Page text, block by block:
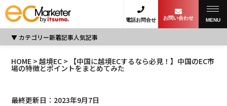
電話お問合せ お問い合わせ MENU
カテゴリー新着記事人気記事
HOME >越境EC > 【中国に越境ECするなら必見！】中国のEC市
場の特徴とポイントをまとめてみた
最終更新日：2023年9月7日